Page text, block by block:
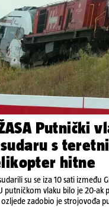
Putnički
s
hitne
su se iza 10 sati između
putničkom vlaku bilo je 20-ak
zadobio je strojovođa